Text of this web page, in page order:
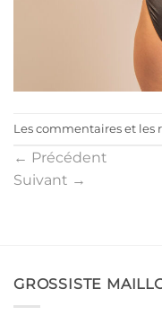
Les commentaires et les
← Précédent
Suivant →
GROSSISTE